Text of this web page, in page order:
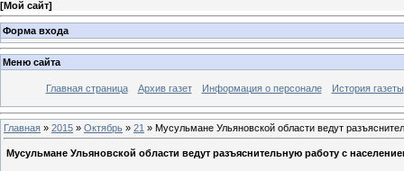
[Мой сайт]
Форма входа
Меню сайта
Главная страница Архив газет Информация о персонале История газеты
Главная » 2015 » Октябрь » 21 » Мусульмане Ульяновской области ведут
Мусульмане Ульяновской области ведут разъяснительную работу с